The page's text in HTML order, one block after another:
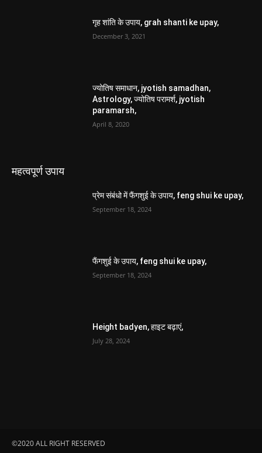
गृह शांति के उपाय, grah shanti ke upay,
December 3, 2021
ज्योतिष समाधान, jyotish samadhan,
Astrology, ज्योतिष परामर्श, jyotish
paramarsh,
April 8, 2020
महत्वपूर्ण उपाय
प्रेम संबंधो में फैंगशुई के उपाय, feng shui ke upay,
September 18, 2024
फैंगशुई के उपाय, feng shui ke upay,
September 18, 2024
Height badyen, हाइट बढ़ाएं,
July 28, 2024
©2020 ALL RIGHT RESERVED